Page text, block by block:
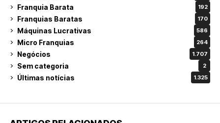
Franquia Barata 192
Franquias Baratas 170
Máquinas Lucrativas 586
Micro Franquias 264
Negócios 1.707
Sem categoria 2
Últimas notícias 1.325